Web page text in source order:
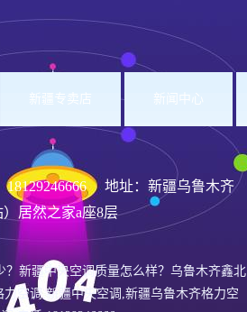
新疆专卖店 新闻中心
地址：新疆乌鲁木齐
）居然之家a座8层
？新疆中央空调质量怎么样？乌鲁木齐鑫北
空调,新疆中央空调,新疆乌鲁木齐格力空